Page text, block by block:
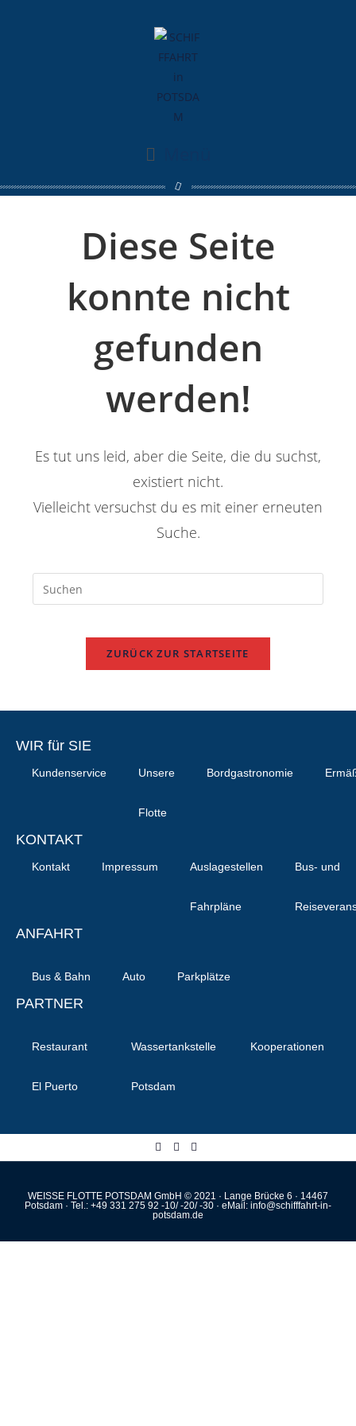
Diese Seite
konnte nicht
gefunden
werden!
Es tut uns leid, aber die Seite, die du suchst,
existiert nicht.
Vielleicht versuchst du es mit einer erneuten
Suche.
ZURÜCK ZUR STARTSEITE
WIR für SIE
Kundenservice Unsere
Flotte
Bordgastronomie
KONTAKT
Kontakt Impressum Auslagestellen
Fahrpläne
Bus- und
ANFAHRT
Bus & Bahn Auto Parkplätze
PARTNER
Restaurant
El Puerto
Wassertankstelle
Potsdam
Kooperationen
WEISSE FLOTTE POTSDAM GmbH © 2021 · Lange Brücke 6 · 14467
Potsdam · Tel.: +49 331 275 92 -10/ -20/ -30 · eMail: info@schifffahrt-in-
potsdam.de